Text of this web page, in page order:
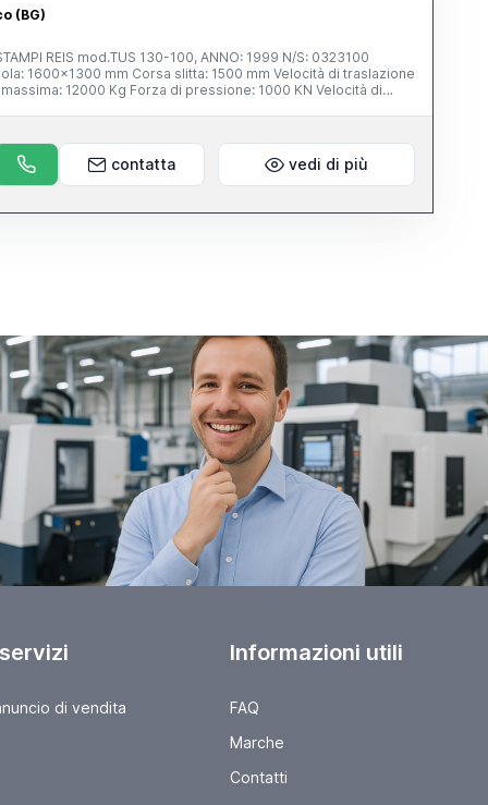
(BG)
REIS mod.TUS 130-100, ANNO: 1999 N/S: 0323100
contatta vedi di più
di vendita
Informazioni utili
FAQ
Marche
Contatti